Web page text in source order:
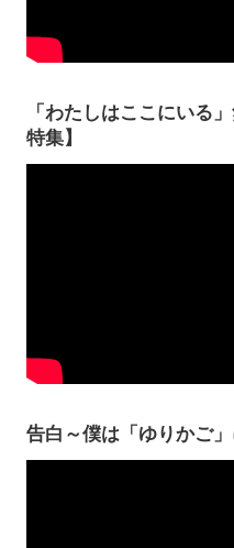
「わたしはここにいる
特集】
告白～僕は「ゆりかご